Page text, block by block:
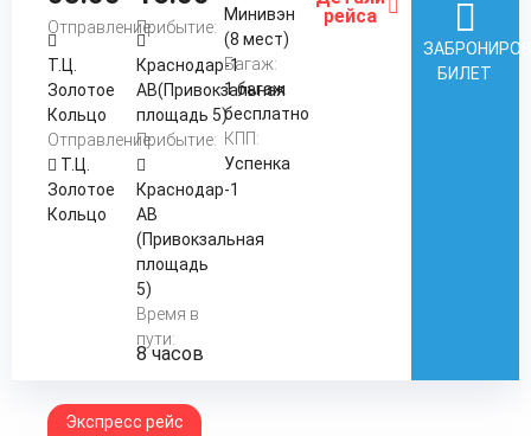
Отправление:
Т.Ц.
Золотое
Кольцо
Отправление:
Т.Ц.
Золотое
Кольцо
Прибытие:
Краснодар-1
АВ(Привокзальная
площадь 5)
Прибытие:
Краснодар-1
АВ
(Привокзальная
площадь
5)
Время в
пути:
8 часов
Минивэн
(8 мест)
Багаж:
1 багаж
бесплатно
КПП:
Успенка
рейса
БИЛЕТ
Экспресс рейс